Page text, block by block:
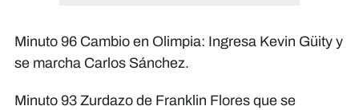
Minuto 96 Cambio en Olimpia: Ingresa Kevin Güity y
se marcha Carlos Sánchez.
Minuto 93 Zurdazo de Franklin Flores que se